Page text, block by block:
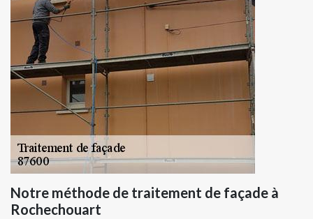
Notre méthode de traitement de façade à
Rochechouart